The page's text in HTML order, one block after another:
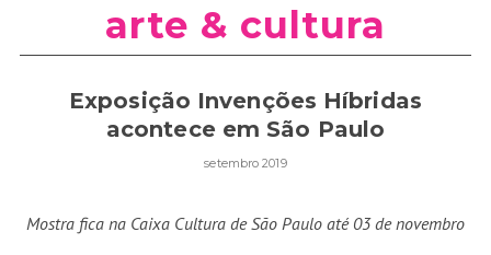
arte & cultura
Exposição Invenções Híbridas
acontece em São Paulo
setembro 2019
Mostra fica na Caixa Cultura de São Paulo até 03 de novembro